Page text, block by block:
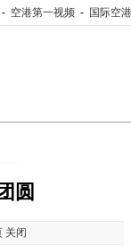
- 空港第一视频 - 国际空
圆
关闭